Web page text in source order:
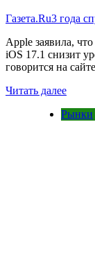
Газета.Ru3 года
Apple заявила,
iOS 17.1 снизит
говорится на
Читать далее
Рынки